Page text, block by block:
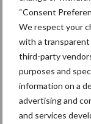
“Consent
We respect your
with a
third-party
purposes and
information on a
advertising and
and services
4 aug